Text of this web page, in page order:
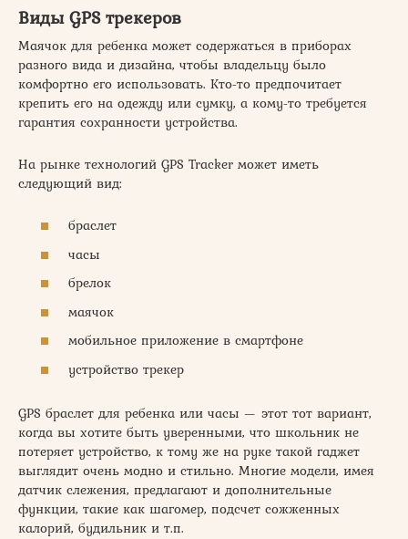
Виды GPS трекеров
Маячок для ребенка может содержаться в приборах
разного вида и дизайна, чтобы владельцу было
комфортно его использовать. Кто-то предпочитает
крепить его на одежду или сумку, а кому-то требуется
гарантия сохранности устройства.
На рынке технологий GPS Tracker может иметь
следующий вид:
браслет
часы
брелок
маячок
мобильное приложение в смартфоне
устройство трекер
GPS браслет для ребенка или часы — этот тот вариант,
когда вы хотите быть уверенными, что школьник не
потеряет устройство, к тому же на руке такой гаджет
выглядит очень модно и стильно. Многие модели, имея
датчик слежения, предлагают и дополнительные
функции, такие как шагомер, подсчет сожженных
калорий, будильник и т.п.